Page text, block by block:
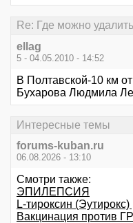
Re: Где можно
ellag
5 - 04.05.2010 - 14:52
В Полтавской-10 км
Бухарова Людмила
Интересные темы
forums-kuban.ru
06.08.2026 - 13:10
Смотри также:
ЭПИЛЕПСИЯ
L-тироксин
Вакцинация против